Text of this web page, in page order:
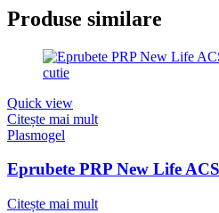
Produse similare
Quick view
Citește mai mult
Plasmogel
Eprubete PRP New Life
Citește mai mult